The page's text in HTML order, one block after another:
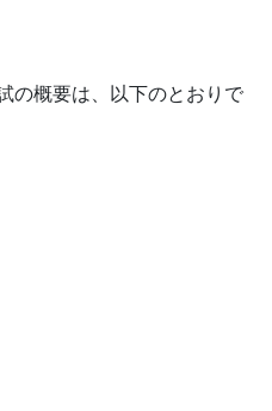
の概要は、以下のとおりで